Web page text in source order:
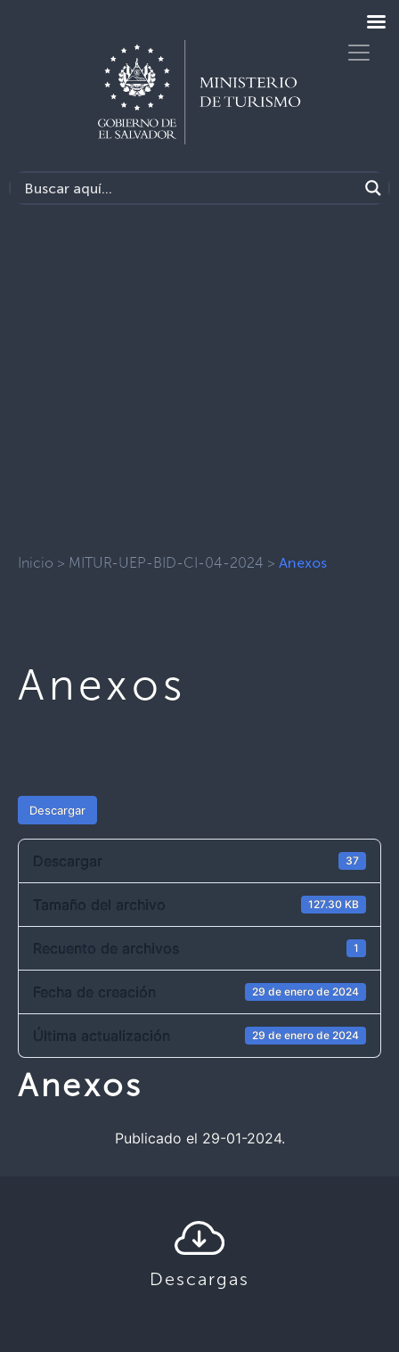
Inicio > MITUR-UEP-BID-CI-04-2024 > Anexos
Anexos
Descargar
Descargar 37
Tamaño del archivo 127.30 KB
Recuento de archivos 1
Fecha de creación 29 de enero de 2024
Última actualización 29 de enero de 2024
Anexos
Publicado el 29-01-2024.
Descargas